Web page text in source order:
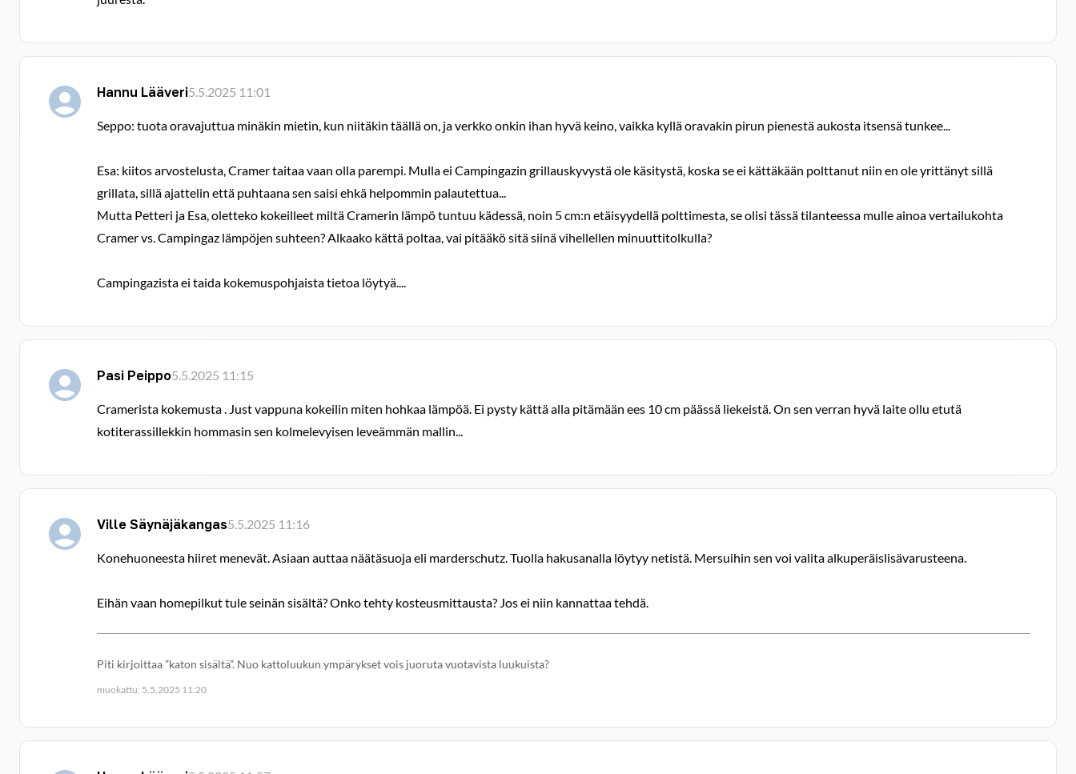
Hannu Lääveri5.5.2025 11:01
Seppo: tuota oravajuttua minäkin mietin, kun niitäkin täällä on, ja verkko onkin ihan hyvä keino, vaikka kyllä oravakin pirun pienestä aukosta itsensä tunkee...
Esa: kiitos arvostelusta, Cramer taitaa vaan olla parempi. Mulla ei Campingazin grillauskyvystä ole käsitystä, koska se ei kättäkään polttanut niin en ole yrittänyt sillä
grillata, sillä ajattelin että puhtaana sen saisi ehkä helpommin palautettua...
Mutta Petteri ja Esa, oletteko kokeilleet miltä Cramerin lämpö tuntuu kädessä, noin 5 cm:n etäisyydellä polttimesta, se olisi tässä tilanteessa mulle ainoa vertailukohta
Cramer vs. Campingaz lämpöjen suhteen? Alkaako kättä poltaa, vai pitääkö sitä siinä vihellellen minuuttitolkulla?
Campingazista ei taida kokemuspohjaista tietoa löytyä....
Pasi Peippo5.5.2025 11:15
Cramerista kokemusta . Just vappuna kokeilin miten hohkaa lämpöä. Ei pysty kättä alla pitämään ees 10 cm päässä liekeistä. On sen verran hyvä laite ollu etutä
kotiterassillekkin hommasin sen kolmelevyisen leveämmän mallin...
Ville Säynäjäkangas5.5.2025 11:16
Konehuoneesta hiiret menevät. Asiaan auttaa näätäsuoja eli marderschutz. Tuolla hakusanalla löytyy netistä. Mersuihin sen voi valita alkuperäislisävarusteena.
Eihän vaan homepilkut tule seinän sisältä? Onko tehty kosteusmittausta? Jos ei niin kannattaa tehdä.
Piti kirjoittaa ”katon sisältä”. Nuo kattoluukun ympärykset vois juoruta vuotavista luukuista?
muokattu: 5.5.2025 11:20